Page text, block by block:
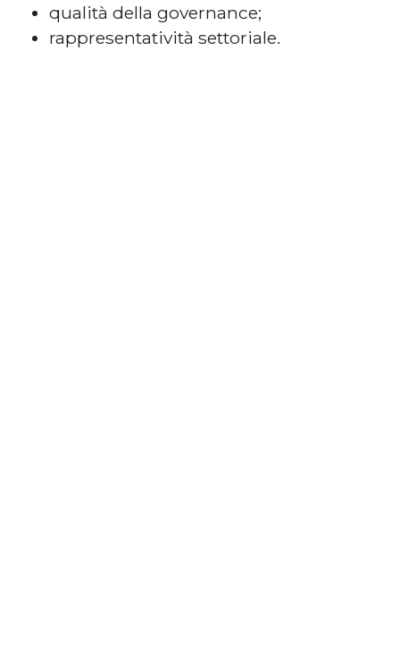
qualità della governance;
rappresentatività settoriale.